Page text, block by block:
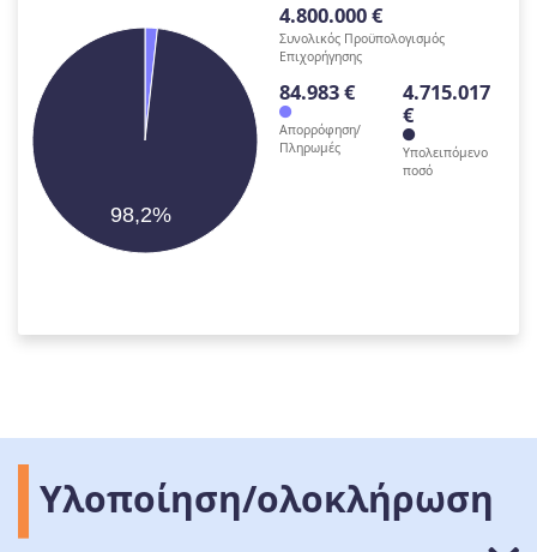
98,2%
4.800.000 €
Συνολικός Προϋπολογισμός
Επιχορήγησης
84.983 €
Απορρόφηση/
Πληρωμές
4.715.017
€
Υπολειπόμενο
ποσό
Υλοποίηση/ολοκλήρωση